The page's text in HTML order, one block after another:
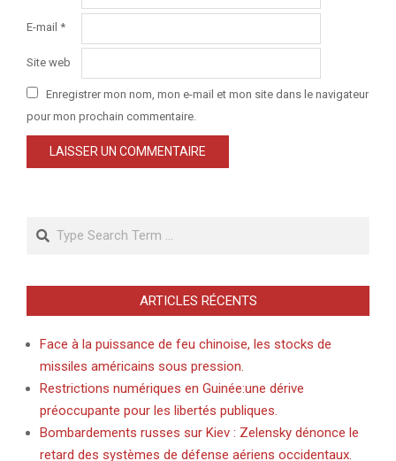
E-mail *
Site web
Enregistrer mon nom, mon e-mail et mon site dans le navigateur
pour mon prochain commentaire.
Search
ARTICLES RÉCENTS
Face à la puissance de feu chinoise, les stocks de
missiles américains sous pression.
Restrictions numériques en Guinée:une dérive
préoccupante pour les libertés publiques.
Bombardements russes sur Kiev : Zelensky dénonce le
retard des systèmes de défense aériens occidentaux.